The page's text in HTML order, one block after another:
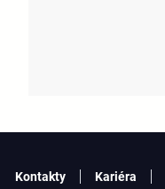
Kontakty Kariéra